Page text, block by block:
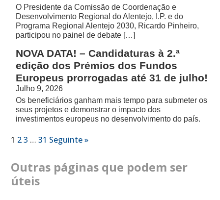
O Presidente da Comissão de Coordenação e
Desenvolvimento Regional do Alentejo, I.P. e do
Programa Regional Alentejo 2030, Ricardo Pinheiro,
participou no painel de debate […]
NOVA DATA! – Candidaturas à 2.ª
edição dos Prémios dos Fundos
Europeus prorrogadas até 31 de julho!
Julho 9, 2026
Os beneficiários ganham mais tempo para submeter os
seus projetos e demonstrar o impacto dos
investimentos europeus no desenvolvimento do país.
1 2 3 … 31 Seguinte »
Outras páginas que podem ser
úteis